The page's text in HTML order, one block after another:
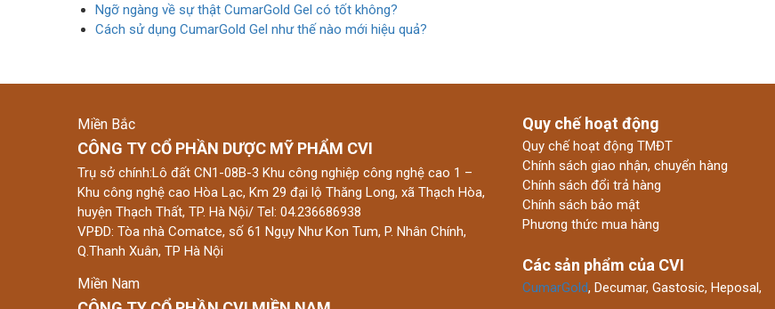
Ngỡ ngàng về sự thật CumarGold Gel có tốt không?
Cách sử dụng CumarGold Gel như thế nào mới hiệu quả?
Miền Bắc
CÔNG TY CỔ PHẦN DƯỢC MỸ PHẨM CVI
Trụ sở chính:Lô đất CN1-08B-3 Khu công nghiệp công nghệ cao 1 –
Khu công nghệ cao Hòa Lạc, Km 29 đại lộ Thăng Long, xã Thạch Hòa,
huyện Thạch Thất, TP. Hà Nội/ Tel: 04.236686938
VPĐD: Tòa nhà Comatce, số 61 Ngụy Như Kon Tum, P. Nhân Chính,
Q.Thanh Xuân, TP Hà Nội
Miền Nam
Quy chế hoạt động
Quy chế hoạt động TMĐT
Chính sách giao nhận, chuyển hàng
Chính sách đổi trả hàng
Chính sách bảo mật
Phương thức mua hàng
Các sản phẩm của CVI
CumarGold, Decumar, Gastosic, Heposal,